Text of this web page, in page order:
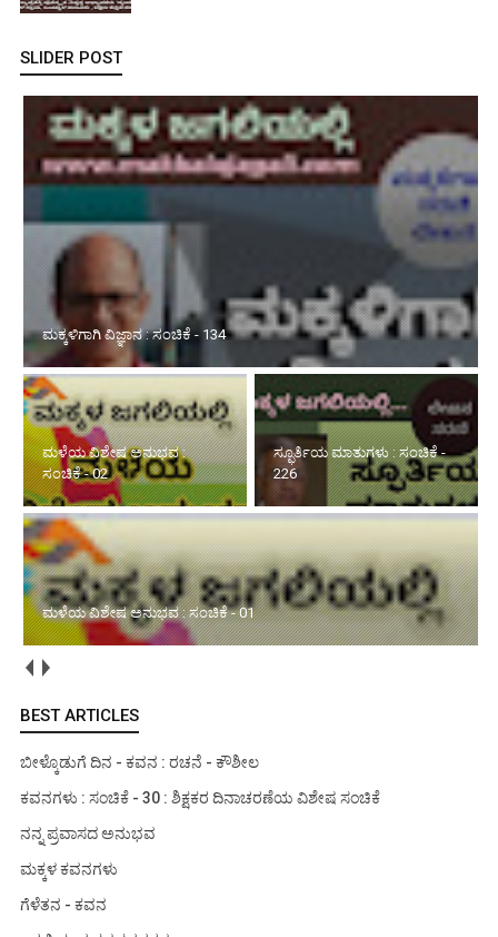
SLIDER POST
ಮಳೆಯ ವಿಶೇಷ ಅನುಭವ : ಸಂಚಿಕೆ - 02
ಸ್ಫೂರ್ತಿಯ ಮಾತುಗಳು : ಸಂಚಿಕೆ -
226
ಮಳೆಯ ವಿಶೇಷ ಅನುಭವ : ಸಂಚಿಕೆ - 01
ಜೀವನ ಸಂಭ್ರಮ : ಸಂಚಿಕೆ - 254
BEST ARTICLES
ಬೀಳ್ಕೊಡುಗೆ ದಿನ - ಕವನ : ರಚನೆ - ಕೌಶೀಲ
ಕವನಗಳು : ಸಂಚಿಕೆ - 30 : ಶಿಕ್ಷಕರ ದಿನಾಚರಣೆಯ ವಿಶೇಷ ಸಂಚಿಕೆ
ನನ್ನ ಪ್ರವಾಸದ ಅನುಭವ
ಮಕ್ಕಳ ಕವನಗಳು
ಗೆಳೆತನ - ಕವನ